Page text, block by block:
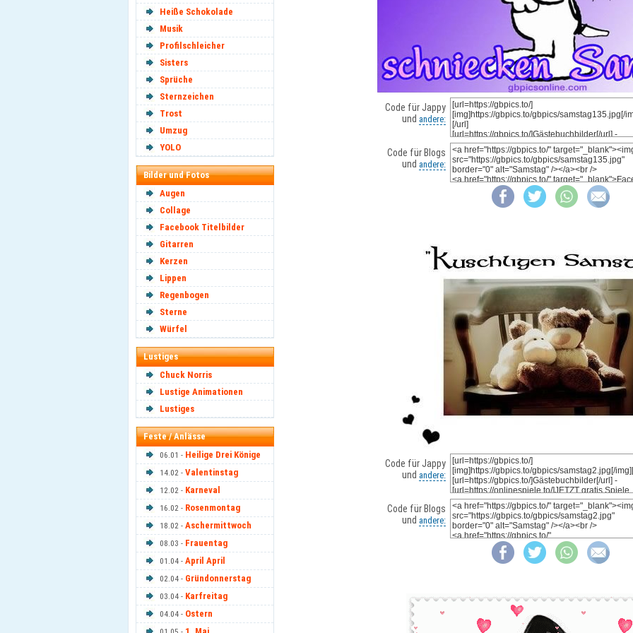
Heiße Schokolade
Musik
Profilschleicher
Sisters
Sprüche
Sternzeichen
Trost
Umzug
YOLO
Bilder und Fotos
Augen
Collage
Facebook Titelbilder
Gitarren
Kerzen
Lippen
Regenbogen
Sterne
Würfel
Lustiges
Chuck Norris
Lustige Animationen
Lustiges
Feste / Anlässe
06.01 - Heilige Drei Könige
14.02 - Valentinstag
12.02 - Karneval
16.02 - Rosenmontag
18.02 - Aschermittwoch
08.03 - Frauentag
01.04 - April April
02.04 - Gründonnerstag
03.04 - Karfreitag
04.04 - Ostern
Code für Jappy
und andere:
Code für Blogs
und andere:
Code für Jappy
und andere:
Code für Blogs
und andere: